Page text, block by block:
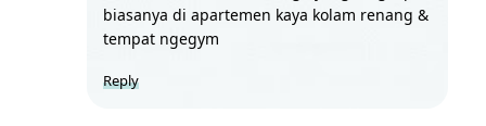
biasanya di apartemen kaya kolam renang &
tempat ngegym
Reply